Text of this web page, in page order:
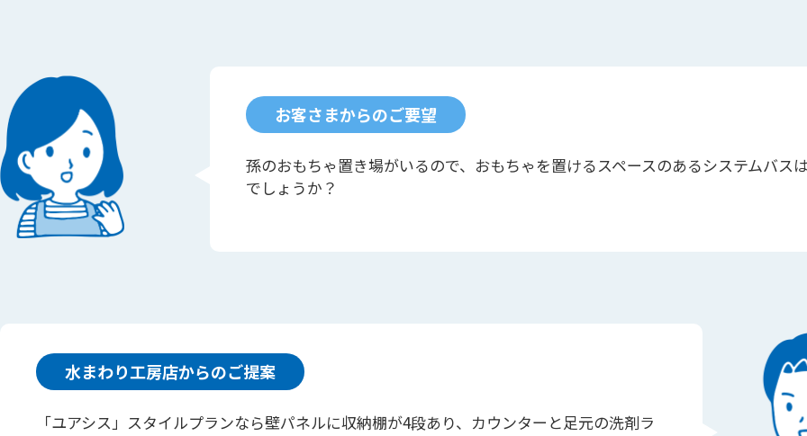
お客さまからのご要望
孫のおもちゃ置き場がいるので、おもちゃを置けるスペースのあるシステムバス
でしょうか？
水まわり工房店からのご提案
「ユアシス」スタイルプランなら壁パネルに収納棚が4段あり、カウンターと足元の洗剤ラ